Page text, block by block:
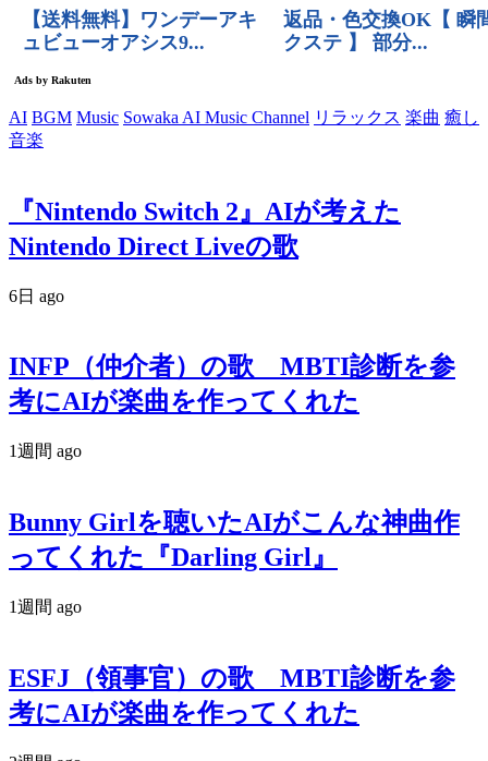
AI BGM Music Sowaka AI Music Channel リラックス 楽曲 癒し
音楽
『Nintendo Switch 2』AIが考えた
Nintendo Direct Liveの歌
6日 ago
INFP（仲介者）の歌 MBTI診断を参
考にAIが楽曲を作ってくれた
1週間 ago
Bunny Girlを聴いたAIがこんな神曲作
ってくれた『Darling Girl』
1週間 ago
ESFJ（領事官）の歌 MBTI診断を参
考にAIが楽曲を作ってくれた